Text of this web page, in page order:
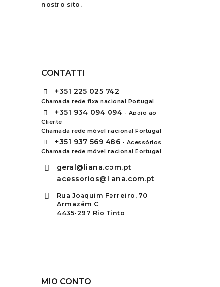
nostro sito.
CONTATTI
+351 225 025 742
Chamada rede fixa nacional Portugal
+351 934 094 094 - Apoio ao
Cliente
Chamada rede móvel nacional Portugal
+351 937 569 486 - Acessórios
Chamada rede móvel nacional Portugal
geral@liana.com.pt
acessorios@liana.com.pt
Rua Joaquim Ferreiro, 70
Armazém C
4435-297 Rio Tinto
MIO CONTO